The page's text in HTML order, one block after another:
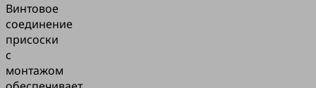
Винтовое
соединение
присоски
с
монтажом